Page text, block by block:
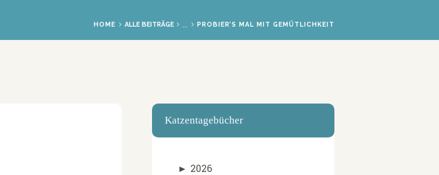
HOME ALLE BEITRÄGE ... PROBIER’S MAL MIT GEMÜTLICHKEIT
Katzentagebücher
► 2026